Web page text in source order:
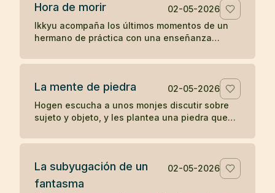
Hora de morir
02-05-2026
Ikkyu acompaña los últimos momentos de un
hermano de práctica con una enseñanza
muere.
La mente de piedra
02-05-2026
Hogen escucha a unos monjes discutir sobre
sujeto y objeto, y les plantea una piedra que
La subyugación de un
fantasma
02-05-2026